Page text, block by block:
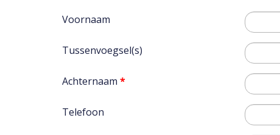
Voornaam
Tussenvoegsel(s)
Achternaam *
Telefoon